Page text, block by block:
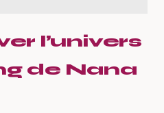
l’univers
de Nana